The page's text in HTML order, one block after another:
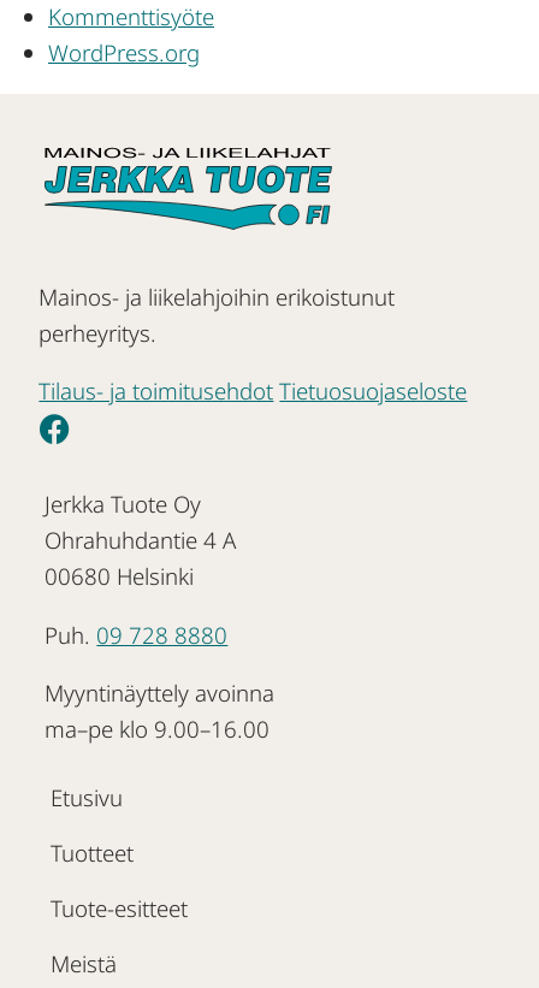
Kommenttisyöte
WordPress.org
Mainos- ja liikelahjoihin erikoistunut
perheyritys.
Tilaus- ja toimitusehdot Tietuosuojaseloste
Jerkka Tuote Oy
Ohrahuhdantie 4 A
00680 Helsinki
Puh. 09 728 8880
Myyntinäyttely avoinna
ma–pe klo 9.00–16.00
Etusivu
Tuotteet
Tuote-esitteet
Meistä